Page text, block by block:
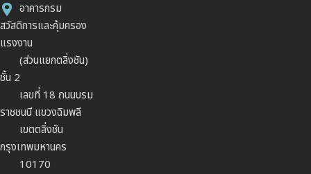
อาคารกรม
สวัสดิการและคุ้มครอง
แรงงาน
(ส่วนแยกตลิ่งชัน)
ชั้น 2
เลขที่ 18 ถนนบรม
ราชชนนี แขวงฉิมพลี
เขตตลิ่งชัน
กรุงเทพมหานคร
10170